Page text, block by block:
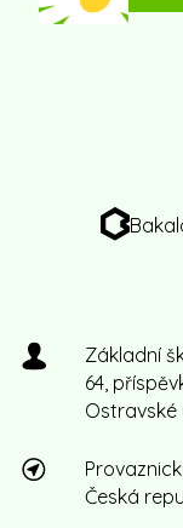
Základní
64,
Ostravské
Česká